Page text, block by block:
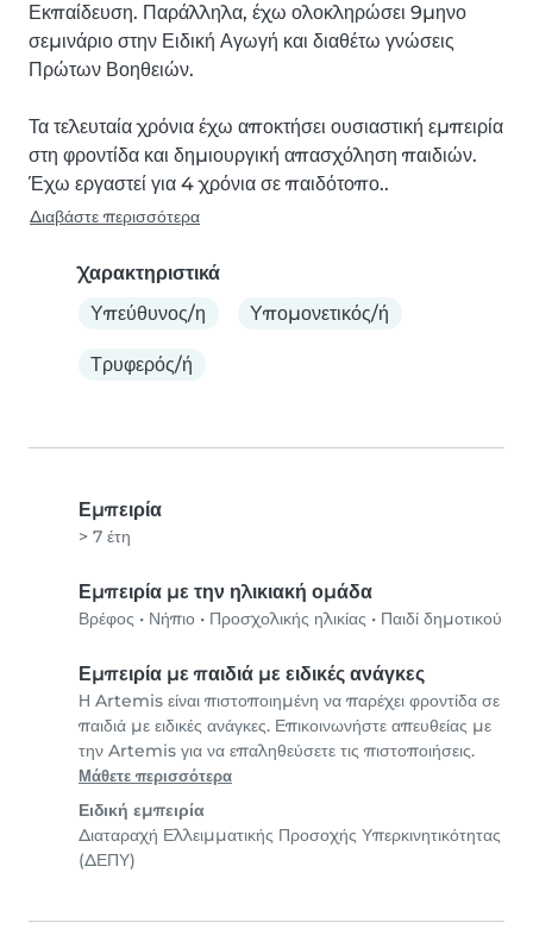
Εκπαίδευση. Παράλληλα, έχω ολοκληρώσει 9μηνο
σεμινάριο στην Ειδική Αγωγή και διαθέτω γνώσεις
Πρώτων Βοηθειών.
Τα τελευταία χρόνια έχω αποκτήσει ουσιαστική εμπειρία
στη φροντίδα και δημιουργική απασχόληση παιδιών.
Έχω εργαστεί για 4 χρόνια σε παιδότοπο..
Διαβάστε περισσότερα
Χαρακτηριστικά
Υπεύθυνος/η
Υπομονετικός/ή
Τρυφερός/ή
Εμπειρία
> 7 έτη
Εμπειρία με την ηλικιακή ομάδα
Βρέφος • Νήπιο • Προσχολικής ηλικίας • Παιδί δημοτικού
Εμπειρία με παιδιά με ειδικές ανάγκες
Η Artemis είναι πιστοποιημένη να παρέχει φροντίδα σε
παιδιά με ειδικές ανάγκες. Επικοινωνήστε απευθείας με
την Artemis για να επαληθεύσετε τις πιστοποιήσεις.
Μάθετε περισσότερα
Ειδική εμπειρία
Διαταραχή Ελλειμματικής Προσοχής Υπερκινητικότητας
(ΔΕΠΥ)